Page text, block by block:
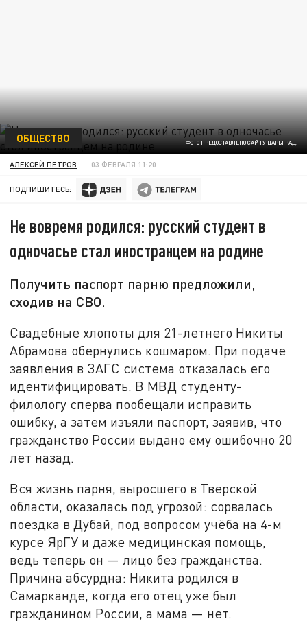
ФОТО ПРЕДОСТАВЛЕНО САЙТУ ЦАРЬГРАД.
ОБЩЕСТВО
АЛЕКСЕЙ ПЕТРОВ 03 ФЕВРАЛЯ 11:20
ПОДПИШИТЕСЬ:
Не вовремя родился: русский студент в
одночасье стал иностранцем на родине
Получить паспорт парню предложили,
сходив на СВО.
Свадебные хлопоты для 21-летнего Никиты
Абрамова обернулись кошмаром. При подаче
заявления в ЗАГС система отказалась его
идентифицировать. В МВД студенту-
филологу сперва пообещали исправить
ошибку, а затем изъяли паспорт, заявив, что
гражданство России выдано ему ошибочно 20
лет назад.
Вся жизнь парня, выросшего в Тверской
области, оказалась под угрозой: сорвалась
поездка в Дубай, под вопросом учёба на 4-м
курсе ЯрГУ и даже медицинская помощь,
ведь теперь он — лицо без гражданства.
Причина абсурдна: Никита родился в
Самарканде, когда его отец уже был
гражданином России, а мама — нет.